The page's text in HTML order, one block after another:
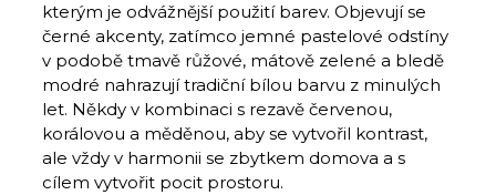
kterým je odvážnější použití barev. Objevují se
černé akcenty, zatímco jemné pastelové odstíny
v podobě tmavě růžové, mátově zelené a bledě
modré nahrazují tradiční bílou barvu z minulých
let. Někdy v kombinaci s rezavě červenou,
korálovou a měděnou, aby se vytvořil kontrast,
ale vždy v harmonii se zbytkem domova a s
cílem vytvořit pocit prostoru.